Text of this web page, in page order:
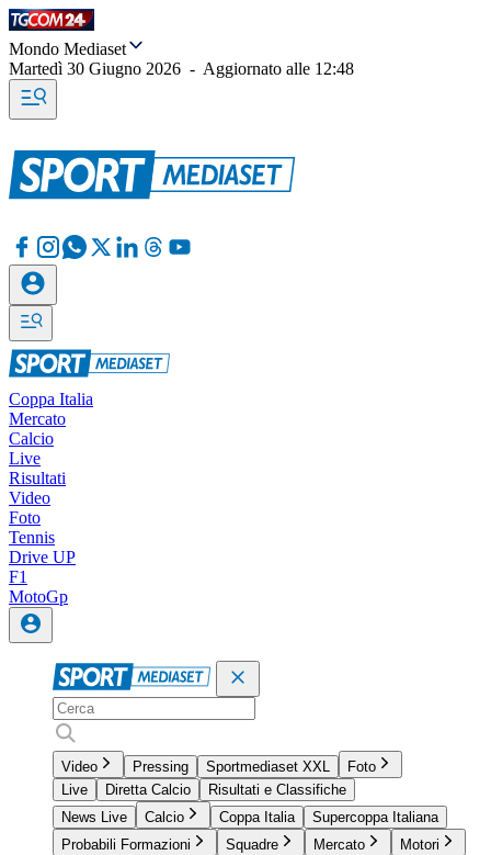
Mondo Mediaset
Martedì 30 Giugno 2026 - Aggiornato alle 12:48
Coppa Italia
Mercato
Calcio
Live
Risultati
Video
Foto
Tennis
Drive UP
F1
MotoGp
Video Pressing Sportmediaset XXL
Foto
Live
Diretta Calcio
Risultati e Classifiche
News Live
Calcio Coppa Italia
Supercoppa Italiana
Probabili Formazioni
Squadre Mercato
Motori